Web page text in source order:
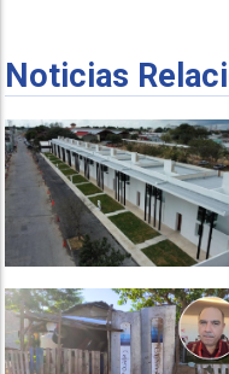
Noticias